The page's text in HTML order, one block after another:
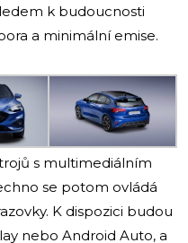
k budoucnosti
a minimální emise.
s multimediálním
se potom ovládá
K dispozici budou
nebo Android Auto, a